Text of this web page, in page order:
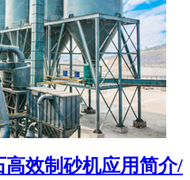
高效制砂机应用简介/